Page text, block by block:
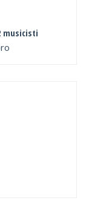
musicisti